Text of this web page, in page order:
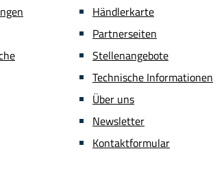
Händlerkarte
Partnerseiten
Stellenangebote
Technische Informationen
Über uns
Newsletter
Kontaktformular